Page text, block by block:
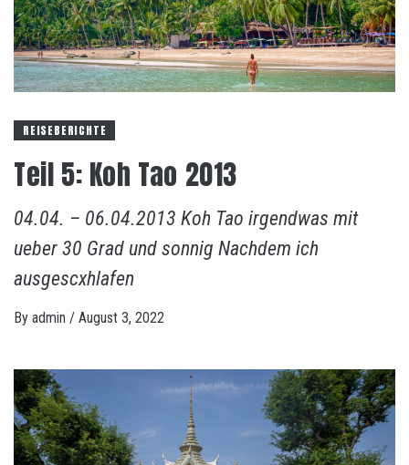
REISEBERICHTE
Teil 5: Koh Tao 2013
04.04. – 06.04.2013 Koh Tao irgendwas mit
ueber 30 Grad und sonnig Nachdem ich
ausgescxhlafen
By admin / August 3, 2022